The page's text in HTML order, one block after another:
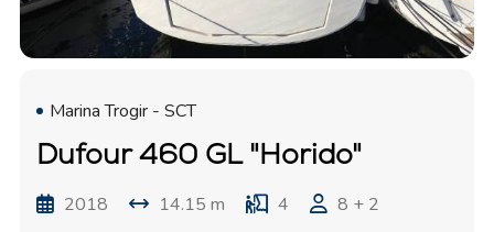
Marina Trogir - SCT
Dufour 460 GL "Horido"
2018 14.15 m 4
8 + 2